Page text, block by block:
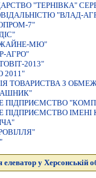
"ТЕРНIВКА"
"ВЛАД-
7"
МЮ"
АГРО"
2013"
2011"
ТОВАРИСТВА З
ПIДПРИЄМСТВО
ПIДПРИЄМСТВО IМЕНI
у Херсонській